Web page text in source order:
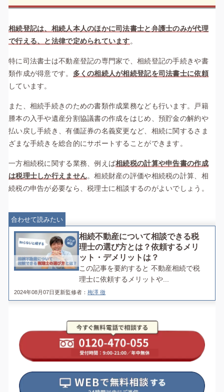
相続登記は、相続人本人のほかに司法書士と弁護士のみが代理
で行える、と法律で定められています。
特に司法書士は不動産登記の専門家で、相続登記の手続きや書
類作成が得意です。 多くの相続人が相続登記を司法書士に依頼
しています。
また、相続手続きのための書類作成業務なども行います。戸籍
謄本の入手や遺産分割協議書の作成をはじめ、預貯金の解約や
払い戻し手続き、有価証券の名義変更など、相続に関するさま
ざまな手続きを総合的にサポートすることができます。
一方相続税に関する業務、例えば相続税の計算や申告書の作成
は税理士しか行えません。相続財産の評価や相続税の計算、相
続税の申告が必要なら、税理士に相談するのがよいでしょう。
合わせて読みたい
相続不動産について相談できる税
理士の選び方とは？依頼するメリ
ット・デメリットは？
この記事を要約すると 不動産相続で税
理士に依頼するメリットや...
2024年08月07日更新監修者： 梅澤 徹